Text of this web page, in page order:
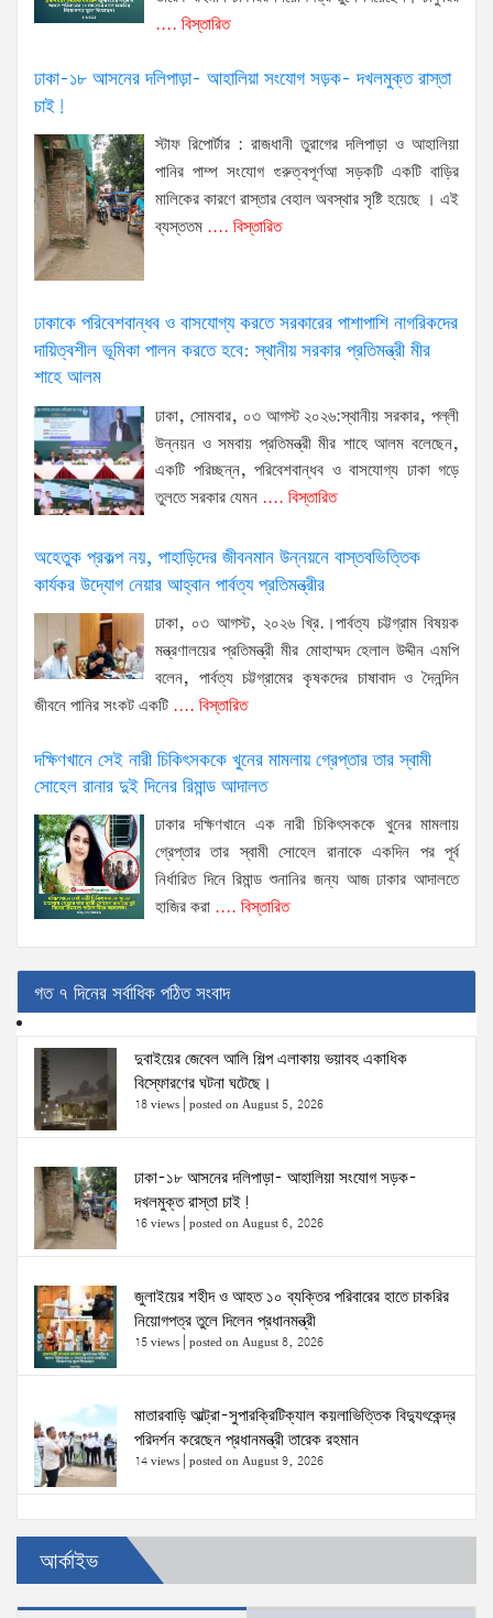
.... বিস্তারিত
ঢাকা-১৮ আসনের দলিপাড়া- আহালিয়া সংযোগ সড়ক- দখলমুক্ত রাস্তা
চাই!
স্টাফ রিপোর্টার : রাজধানী তুরাগের দলিপাড়া ও আহালিয়া
পানির পাম্প সংযোগ গুরুত্বপূর্ণআ সড়কটি একটি বাড়ির
মালিকের কারণে রাস্তার বেহাল অবস্থার সৃষ্টি হয়েছে । এই
ব্যস্ততম .... বিস্তারিত
ঢাকাকে পরিবেশবান্ধব ও বাসযোগ্য করতে সরকারের পাশাপাশি নাগরিকদের
দায়িত্বশীল ভূমিকা পালন করতে হবে: স্থানীয় সরকার প্রতিমন্ত্রী মীর
শাহে আলম
ঢাকা, সোমবার, ০৩ আগস্ট ২০২৬:স্থানীয় সরকার, পল্লী
উন্নয়ন ও সমবায় প্রতিমন্ত্রী মীর শাহে আলম বলেছেন,
একটি পরিচ্ছন্ন, পরিবেশবান্ধব ও বাসযোগ্য ঢাকা গড়ে
তুলতে সরকার যেমন .... বিস্তারিত
অহেতুক প্রকল্প নয়, পাহাড়িদের জীবনমান উন্নয়নে বাস্তবভিত্তিক
কার্যকর উদ্যোগ নেয়ার আহ্বান পার্বত্য প্রতিমন্ত্রীর
ঢাকা, ০৩ আগস্ট, ২০২৬ খ্রি.।পার্বত্য চট্টগ্রাম বিষয়ক
মন্ত্রণালয়ের প্রতিমন্ত্রী মীর মোহাম্মদ হেলাল উদ্দীন এমপি
বলেন, পার্বত্য চট্টগ্রামের কৃষকদের চাষাবাদ ও দৈনন্দিন
জীবনে পানির সংকট একটি .... বিস্তারিত
দক্ষিণখানে সেই নারী চিকিৎসককে খুনের মামলায় গ্রেপ্তার তার স্বামী
সোহেল রানার দুই দিনের রিমান্ড আদালত
ঢাকার দক্ষিণখানে এক নারী চিকিৎসককে খুনের মামলায়
গ্রেপ্তার তার স্বামী সোহেল রানাকে একদিন পর পূর্ব
নির্ধারিত দিনে রিমান্ড শুনানির জন্য আজ ঢাকার আদালতে
হাজির করা .... বিস্তারিত
গত ৭ দিনের সর্বাধিক পঠিত সংবাদ
দুবাইয়ের জেবেল আলি শিল্প এলাকায় ভয়াবহ একাধিক
বিস্ফোরণের ঘটনা ঘটেছে।
18 views posted on August 5, 2026
ঢাকা-১৮ আসনের দলিপাড়া- আহালিয়া সংযোগ সড়ক-
দখলমুক্ত রাস্তা চাই!
16 views posted on August 6, 2026
জুলাইয়ের শহীদ ও আহত ১০ ব্যক্তির পরিবারের হাতে চাকরির
নিয়োগপত্র তুলে দিলেন প্রধানমন্ত্রী
15 views posted on August 8, 2026
মাতারবাড়ি আল্ট্রা-সুপারক্রিটিক্যাল কয়লাভিত্তিক বিদ্যুৎকেন্দ্র
পরিদর্শন করেছেন প্রধানমন্ত্রী তারেক রহমান
14 views posted on August 9, 2026
প্রত্যেক অপরাধীর বিচার এ দেশেই হবে, সে যত শক্তিশালীই
হোক না কেন—চট্টগ্রামে জুলাই গণঅভ্যুত্থান দিবসে প্রতিমন্ত্রী
ব্যারিস্টার মীর হেলাল
7 views|posted on August 5, 2026
আর্কাইভ